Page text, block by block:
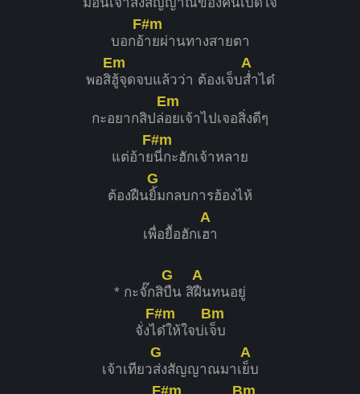
บอกอ้
F#m
ายผ่านทางสายตา
พอสิ
Em
ฮู้จุดจบแล้วว่า ต้องเจ็บ
A
ส่ำได๋
กะอยากสิปล่
Em
อยเจ้าไปเจอสิ่งดีๆ
แต่อ้าย
F#m
นี่กะฮักเจ้าหลาย
ต้องฝืน
G
ยิ้มกลบการฮ้องไห้
เพื่อยื้อฮักเ
A
ฮา
* กะจั๊กสิ
G
บืน สิ
A
ฝืนทนอยู่
จั่งไ
F#m
ด๋ให้ใจบ่เ
Bm
จ็บ
เจ้าเทียว
G
ส่งสัญญาณมาเ
A
ย็บ
F#m Bm